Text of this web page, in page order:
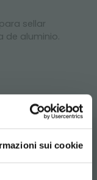
sui cookie
sellar
de aluminio.